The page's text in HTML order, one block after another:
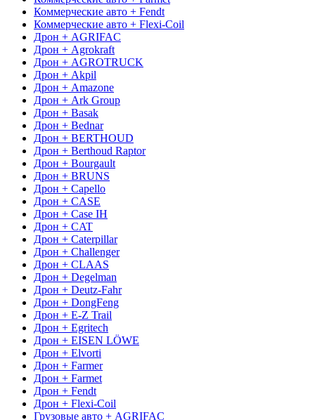
Коммерческие авто + Fendt
Коммерческие авто + Flexi-Coil
Дрон + AGRIFAC
Дрон + Agrokraft
Дрон + AGROTRUCK
Дрон + Akpil
Дрон + Amazone
Дрон + Ark Group
Дрон + Basak
Дрон + Bednar
Дрон + BERTHOUD
Дрон + Berthoud Raptor
Дрон + Bourgault
Дрон + BRUNS
Дрон + Capello
Дрон + CASE
Дрон + Case IH
Дрон + CAT
Дрон + Caterpillar
Дрон + Challenger
Дрон + CLAAS
Дрон + Degelman
Дрон + Deutz-Fahr
Дрон + DongFeng
Дрон + E-Z Trail
Дрон + Egritech
Дрон + EISEN LÖWE
Дрон + Elvorti
Дрон + Farmer
Дрон + Farmet
Дрон + Fendt
Дрон + Flexi-Coil
Грузовые авто + AGRIFAC